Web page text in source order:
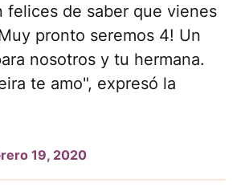
felices de saber que vienes
pronto seremos 4! Un
nosotros y tu hermana.
te amo", expresó la
19, 2020